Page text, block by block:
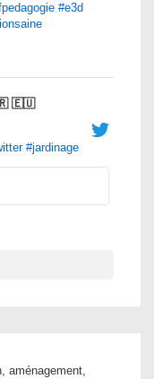
#e3d
🇪🇺
#jardinage
aménagement,